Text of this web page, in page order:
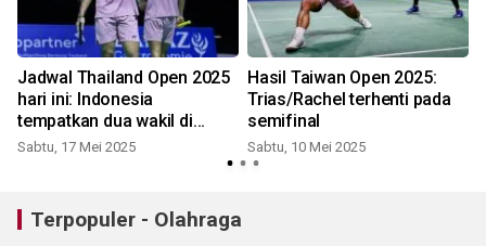
Jadwal Thailand Open 2025
hari ini: Indonesia
tempatkan dua wakil di
semifinal Thailand Open
Sabtu, 17 Mei 2025
Hasil Taiwan Open 2025:
Trias/Rachel terhenti pada
semifinal
Sabtu, 10 Mei 2025
Terpopuler - Olahraga